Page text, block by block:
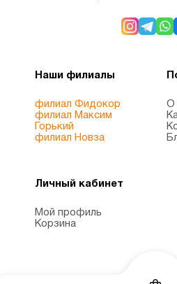
Наши филиалы
филиал Фидокор
филиал Максим
Горький
филиал Новза
О
Личный кабинет
Мой профиль
Корзина